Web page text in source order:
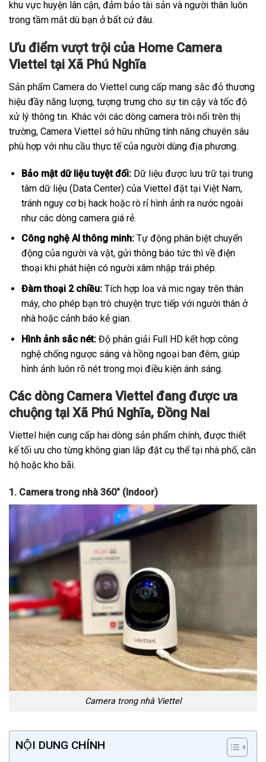
khu vực huyện lân cận, đảm bảo tài sản và người thân luôn
trong tầm mắt dù bạn ở bất cứ đâu.
Ưu điểm vượt trội của Home Camera
Viettel tại Xã Phú Nghĩa
Sản phẩm Camera do Viettel cung cấp mang sắc đỏ thương
hiệu đầy năng lượng, tượng trưng cho sự tin cậy và tốc độ
xử lý thông tin. Khác với các dòng camera trôi nổi trên thị
trường, Camera Viettel sở hữu những tính năng chuyên sâu
phù hợp với nhu cầu thực tế của người dùng địa phương.
Bảo mật dữ liệu tuyệt đối:Dữ liệu được lưu trữ tại trung
tâm dữ liệu (Data Center) của Viettel đặt tại Việt Nam,
tránh nguy cơ bị hack hoặc rò rỉ hình ảnh ra nước ngoài
như các dòng camera giá rẻ.
Công nghệ AI thông minh:Tự động phân biệt chuyển
động của người và vật, gửi thông báo tức thì về điện
thoại khi phát hiện có người xâm nhập trái phép.
Đàm thoại 2 chiều:Tích hợp loa và mic ngay trên thân
máy, cho phép bạn trò chuyện trực tiếp với người thân ở
nhà hoặc cảnh báo kẻ gian.
Hình ảnh sắc nét:Độ phân giải Full HD kết hợp công
nghệ chống ngược sáng và hồng ngoại ban đêm, giúp
hình ảnh luôn rõ nét trong mọi điều kiện ánh sáng.
Các dòng Camera Viettel đang được ưa
chuộng tại Xã Phú Nghĩa, Đồng Nai
Viettel hiện cung cấp hai dòng sản phẩm chính, được thiết
kế tối ưu cho từng không gian lắp đặt cụ thể tại nhà phố, căn
hộ hoặc kho bãi.
1. Camera trong nhà 360° (Indoor)
Camera trong nhà Viettel
NỘI DUNG CHÍNH